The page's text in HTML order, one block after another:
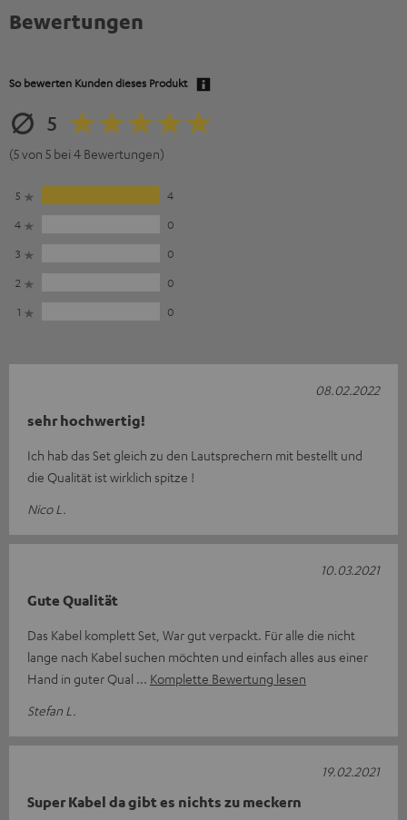
Bewertungen
So bewerten Kunden dieses Produkt
5
(5 von 5 bei 4 Bewertungen)
5
4
4
0
3
0
2
0
1
0
sehr hochwertig!
Ich hab das Set gleich zu den Lautsprechern mit bestellt und
die Qualität ist wirklich spitze !
Nico L.
08.02.2022
Gute Qualität
Das Kabel komplett Set, War gut verpackt. Für alle die nicht
lange nach Kabel suchen möchten und einfach alles aus einer
Hand in guter Qual
Komplette Bewertung lesen
Stefan L.
10.03.2021
Super Kabel da gibt es nichts zu meckern
19.02.2021